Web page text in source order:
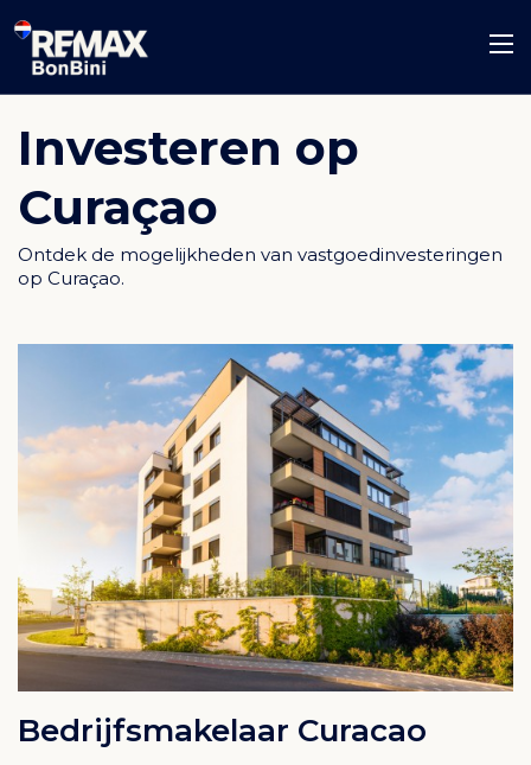
Investeren op
Curaçao
Ontdek de mogelijkheden van vastgoedinvesteringen
op Curaçao.
Bedrijfsmakelaar Curacao